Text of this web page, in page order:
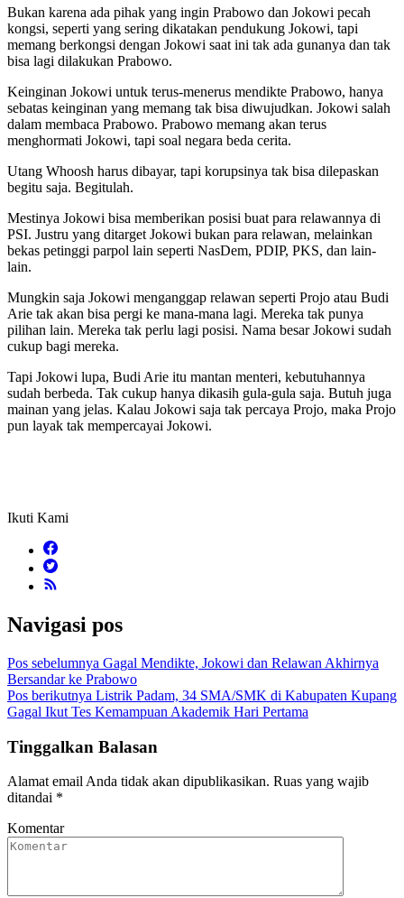
Bukan karena ada pihak yang ingin Prabowo dan Jokowi pecah
kongsi, seperti yang sering dikatakan pendukung Jokowi, tapi
memang berkongsi dengan Jokowi saat ini tak ada gunanya dan tak
bisa lagi dilakukan Prabowo.
Keinginan Jokowi untuk terus-menerus mendikte Prabowo, hanya
sebatas keinginan yang memang tak bisa diwujudkan. Jokowi salah
dalam membaca Prabowo. Prabowo memang akan terus
menghormati Jokowi, tapi soal negara beda cerita.
Utang Whoosh harus dibayar, tapi korupsinya tak bisa dilepaskan
begitu saja. Begitulah.
Mestinya Jokowi bisa memberikan posisi buat para relawannya di
PSI. Justru yang ditarget Jokowi bukan para relawan, melainkan
bekas petinggi parpol lain seperti NasDem, PDIP, PKS, dan lain-
lain.
Mungkin saja Jokowi menganggap relawan seperti Projo atau Budi
Arie tak akan bisa pergi ke mana-mana lagi. Mereka tak punya
pilihan lain. Mereka tak perlu lagi posisi. Nama besar Jokowi sudah
cukup bagi mereka.
Tapi Jokowi lupa, Budi Arie itu mantan menteri, kebutuhannya
sudah berbeda. Tak cukup hanya dikasih gula-gula saja. Butuh juga
mainan yang jelas. Kalau Jokowi saja tak percaya Projo, maka Projo
pun layak tak mempercayai Jokowi.
Ikuti Kami
Navigasi pos
Pos sebelumnya Gagal Mendikte, Jokowi dan Relawan Akhirnya
Bersandar ke Prabowo
Pos berikutnya Listrik Padam, 34 SMA/SMK di Kabupaten Kupang
Gagal Ikut Tes Kemampuan Akademik Hari Pertama
Tinggalkan Balasan
Alamat email Anda tidak akan dipublikasikan. Ruas yang wajib
ditandai *
Komentar